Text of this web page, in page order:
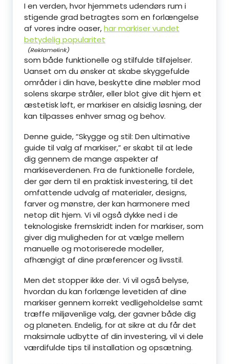
I en verden, hvor hjemmets udendørs rum i
stigende grad betragtes som en forlængelse
af vores indre oaser,har markiser vundet
betydelig popularitet
som både funktionelle og stilfulde tilføjelser.
Uanset om du ønsker at skabe skyggefulde
områder i din have, beskytte dine møbler mod
solens skarpe stråler, eller blot give dit hjem et
æstetisk løft, er markiser en alsidig løsning, der
kan tilpasses enhver smag og behov.
Denne guide, “Skygge og stil: Den ultimative
guide til valg af markiser,” er skabt til at lede
dig gennem de mange aspekter af
markiseverdenen. Fra de funktionelle fordele,
der gør dem til en praktisk investering, til det
omfattende udvalg af materialer, designs,
farver og mønstre, der kan harmonere med
netop dit hjem. Vi vil også dykke ned i de
teknologiske fremskridt inden for markiser, som
giver dig muligheden for at vælge mellem
manuelle og motoriserede modeller,
afhængigt af dine præferencer og livsstil.
Men det stopper ikke der. Vi vil også belyse,
hvordan du kan forlænge levetiden af dine
markiser gennem korrekt vedligeholdelse samt
træffe miljøvenlige valg, der gavner både dig
og planeten. Endelig, for at sikre at du får det
maksimale udbytte af din investering, vil vi dele
værdifulde tips til installation og opsætning.